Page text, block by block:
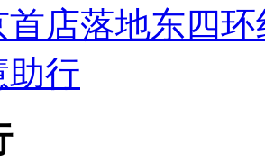
首店落地东四
助行